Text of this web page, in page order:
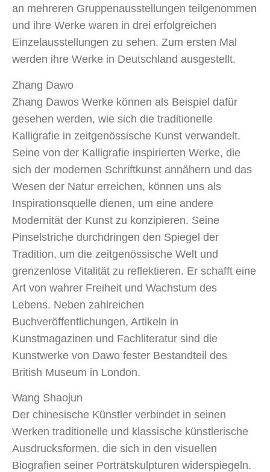
an mehreren Gruppenausstellungen teilgenommen
und ihre Werke waren in drei erfolgreichen
Einzelausstellungen zu sehen. Zum ersten Mal
werden ihre Werke in Deutschland ausgestellt.
Zhang Dawo
Zhang Dawos Werke können als Beispiel dafür
gesehen werden, wie sich die traditionelle
Kalligrafie in zeitgenössische Kunst verwandelt.
Seine von der Kalligrafie inspirierten Werke, die
sich der modernen Schriftkunst annähern und das
Wesen der Natur erreichen, können uns als
Inspirationsquelle dienen, um eine andere
Modernität der Kunst zu konzipieren. Seine
Pinselstriche durchdringen den Spiegel der
Tradition, um die zeitgenössische Welt und
grenzenlose Vitalität zu reflektieren. Er schafft eine
Art von wahrer Freiheit und Wachstum des
Lebens. Neben zahlreichen
Buchveröffentlichungen, Artikeln in
Kunstmagazinen und Fachliteratur sind die
Kunstwerke von Dawo fester Bestandteil des
British Museum in London.
Wang Shaojun
Der chinesische Künstler verbindet in seinen
Werken traditionelle und klassische künstlerische
Ausdrucksformen, die sich in den visuellen
Biografien seiner Porträtskulpturen widerspiegeln.